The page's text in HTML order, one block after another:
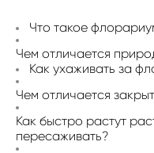
Что такое
Чем отличается
Как ухаживать за
Чем отличается
Как быстро растут
пересаживать?